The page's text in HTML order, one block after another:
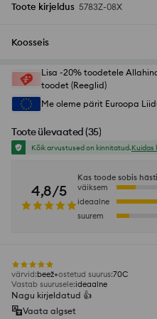
Toote kirjeldus 5783Z-08X
Koosseis
Lisa -20% toodetele
toodet (Reeglid)
Me oleme pärit Euroopa
Toote ülevaated (35)
Kõik arvustused on kinnitatud.Kuidas
4,8/5
Kas toode sobis
väiksem
ideaalne
suurem
värvid:beež ostetud suurus:70C
Vastab suurusele:ideaalne
Nagu kirjeldatud 👍️
Vaata algset